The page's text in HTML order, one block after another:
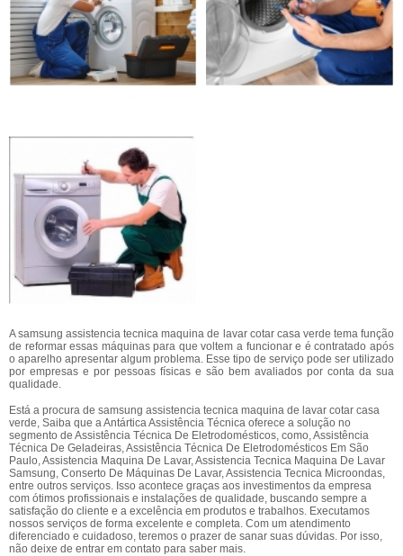
A samsung assistencia tecnica maquina de lavar cotar casa verde tema função
de reformar essas máquinas para que voltem a funcionar e é contratado após
o aparelho apresentar algum problema. Esse tipo de serviço pode ser utilizado
por empresas e por pessoas físicas e são bem avaliados por conta da sua
qualidade.
Está a procura de samsung assistencia tecnica maquina de lavar cotar casa
verde, Saiba que a Antártica Assistência Técnica oferece a solução no
segmento de Assistência Técnica De Eletrodomésticos, como, Assistência
Técnica De Geladeiras, Assistência Técnica De Eletrodomésticos Em São
Paulo, Assistencia Maquina De Lavar, Assistencia Tecnica Maquina De Lavar
Samsung, Conserto De Máquinas De Lavar, Assistencia Tecnica Microondas,
entre outros serviços. Isso acontece graças aos investimentos da empresa
com ótimos profissionais e instalações de qualidade, buscando sempre a
satisfação do cliente e a excelência em produtos e trabalhos. Executamos
nossos serviços de forma excelente e completa. Com um atendimento
diferenciado e cuidadoso, teremos o prazer de sanar suas dúvidas. Por isso,
não deixe de entrar em contato para saber mais.